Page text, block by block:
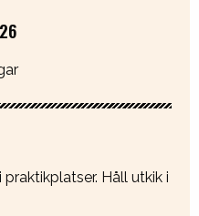
Håll utkik i